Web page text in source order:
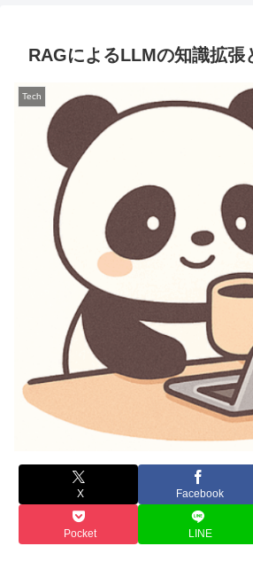
RAGによるLLMの知識拡張
Tech
X Facebook
Pocket LINE